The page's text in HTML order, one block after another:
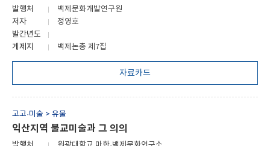
발행처
백제문화개발연구원
저자
정영호
발간년도
게제지
백제논총 제7집
자료카드
고고·미술 > 유물
익산지역 불교미술과 그 의의